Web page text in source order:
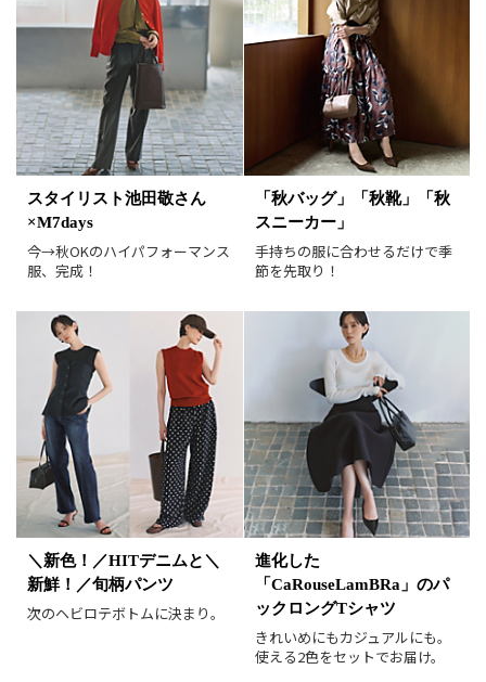
画像小 画像大
表示件数 30件 90件
並び順 おすすめ順
人気順
新着順
価格が安い順
価格が高い順
値下げ実施日順
レビュー高評価順
カラー（複数選択可）
ホワイト ブラック
グレー
ベージュ
ブラウン
オレンジ
イエロー
レッド
ピンク
パープル
グリーン
ブルー
ゴールド
シルバー マルチ
スタイリスト池田敬さん
×M7days
今→秋OKのハイパフォーマンス
服、完成！
「秋バッグ」「秋靴」「秋
スニーカー」
手持ちの服に合わせるだけで季
節を先取り！
＼新色！／HITデニムと＼
新鮮！／旬柄パンツ
次のヘビロテボトムに決まり。
進化した
「CaRouseLamBRa」のパ
ックロングTシャツ
きれいめにもカジュアルにも。
使える2色をセットでお届け。